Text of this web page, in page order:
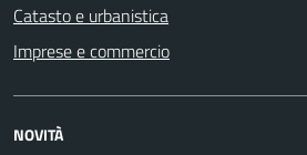
Catasto e urbanistica
Imprese e commercio
NOVITÀ